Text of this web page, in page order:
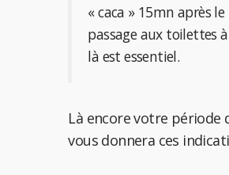
« caca » 15mn après
passage aux toilettes
là est essentiel.
Là encore votre période
vous donnera ces